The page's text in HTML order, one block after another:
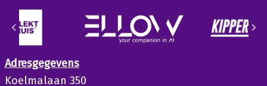
Adresgegevens
Koelmalaan 350